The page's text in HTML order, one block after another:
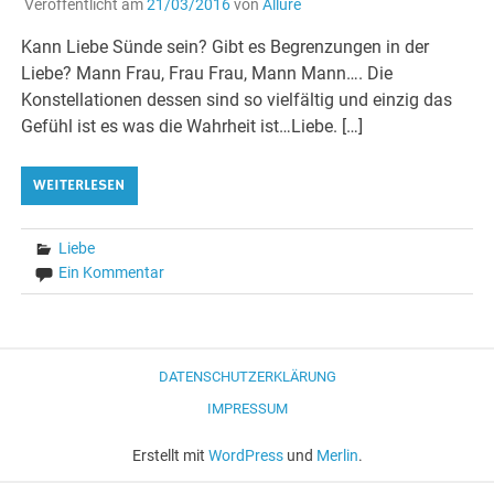
Veröffentlicht am21/03/2016von Allure
Kann Liebe Sünde sein? Gibt es Begrenzungen in der
Liebe? Mann Frau, Frau Frau, Mann Mann…. Die
Konstellationen dessen sind so vielfältig und einzig das
Gefühl ist es was die Wahrheit ist…Liebe. […]
WEITERLESEN
Liebe
Ein Kommentar
DATENSCHUTZERKLÄRUNG
IMPRESSUM
Erstellt mit WordPressund Merlin.